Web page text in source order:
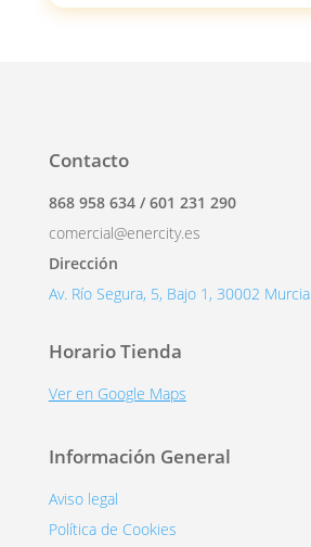
Contacto
868 958 634 / 601 231 290
comercial@enercity.es
Dirección
Av. Río Segura, 5, Bajo 1, 30002 Murcia
Horario Tienda
Ver en Google Maps
Información General
Aviso legal
Política de Cookies